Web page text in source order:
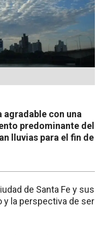
agradable con una
predominante del
lluvias para el fin de
de Santa Fe y sus
y la perspectiva de ser